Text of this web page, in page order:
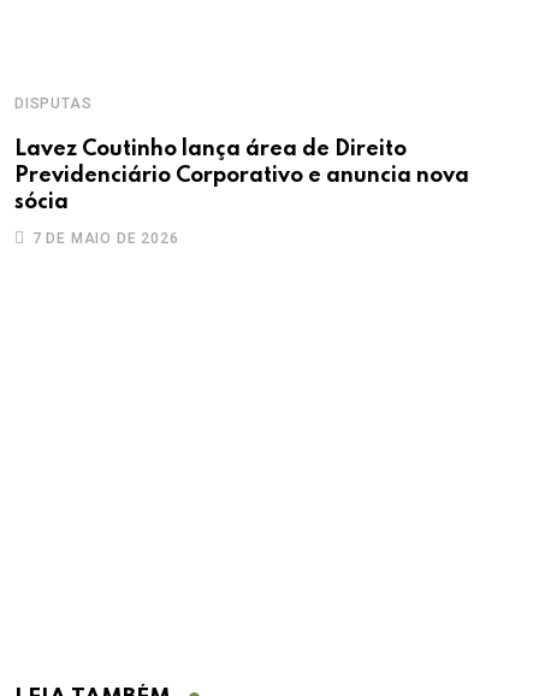
DISPUTAS
Lavez Coutinho lança área de Direito
Previdenciário Corporativo e anuncia nova
sócia
7 DE MAIO DE 2026